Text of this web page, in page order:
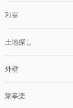
和室
土地探し
外壁
家事楽